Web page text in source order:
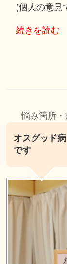
(個人の意見
続きを読む
悩み箇所・
オスグッド
です